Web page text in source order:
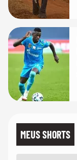
MEUS SHORTS